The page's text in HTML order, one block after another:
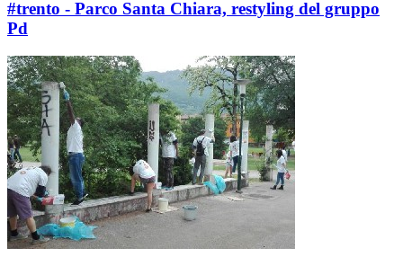
#trento - Parco Santa Chiara, restyling del gruppo
Pd